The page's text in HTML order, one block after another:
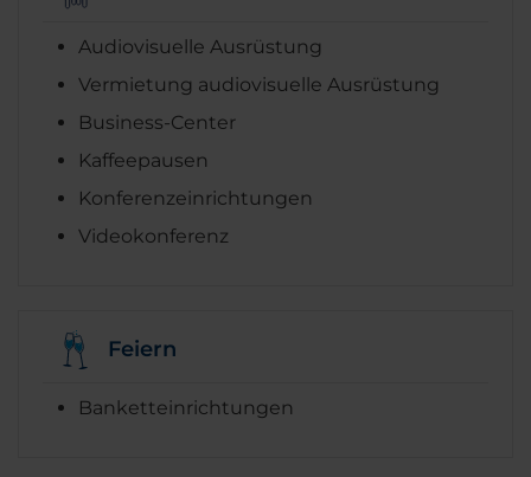
Audiovisuelle Ausrüstung
Vermietung audiovisuelle Ausrüstung
Business-Center
Kaffeepausen
Konferenzeinrichtungen
Videokonferenz
Feiern
Banketteinrichtungen